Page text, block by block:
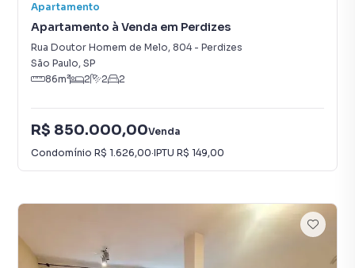
Apartamento
Apartamento à Venda em Perdizes
Rua Doutor Homem de Melo, 804- Perdizes
São Paulo, SP
86m² 2 2 2
R$ 850.000,00Venda
Condomínio R$ 1.626,00·IPTU R$ 149,00